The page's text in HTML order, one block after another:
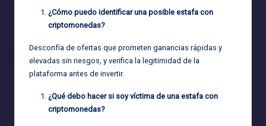
¿Cómo puedo identificar una posible estafa con
criptomonedas?
Desconfía de ofertas que prometen ganancias rápidas y
elevadas sin riesgos, y verifica la legitimidad de la
plataforma antes de invertir.
¿Qué debo hacer si soy víctima de una estafa con
criptomonedas?